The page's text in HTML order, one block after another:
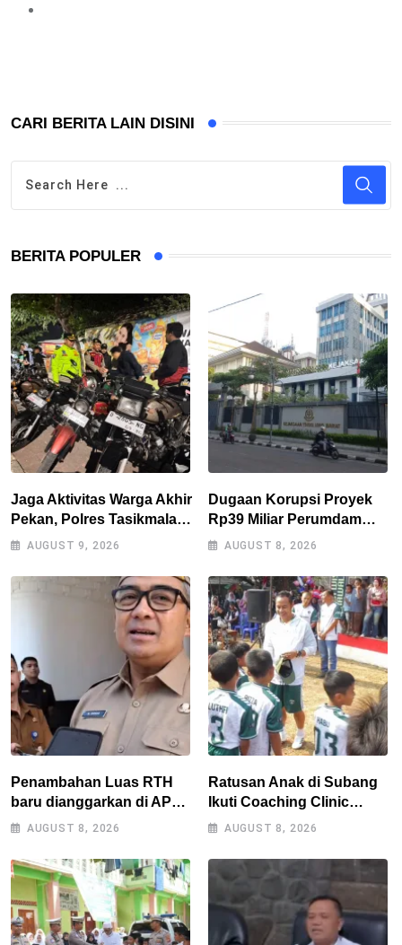
CARI BERITA LAIN DISINI
BERITA POPULER
Jaga Aktivitas Warga Akhir
Pekan, Polres Tasikmalaya
Gencarkan Patroli Blue
AUGUST 9, 2026
Dugaan Korupsi Proyek
Rp39 Miliar Perumdam
Tirta Darma Ayu Disorot,
Jabar Supervisi
AUGUST 8, 2026
Penambahan Luas RTH
baru dianggarkan di APBD
2027, Walikota tidak
AUGUST 8, 2026
Ratusan Anak di Subang
Ikuti Coaching Clinic
Bersama Legenda Persib
AUGUST 8, 2026